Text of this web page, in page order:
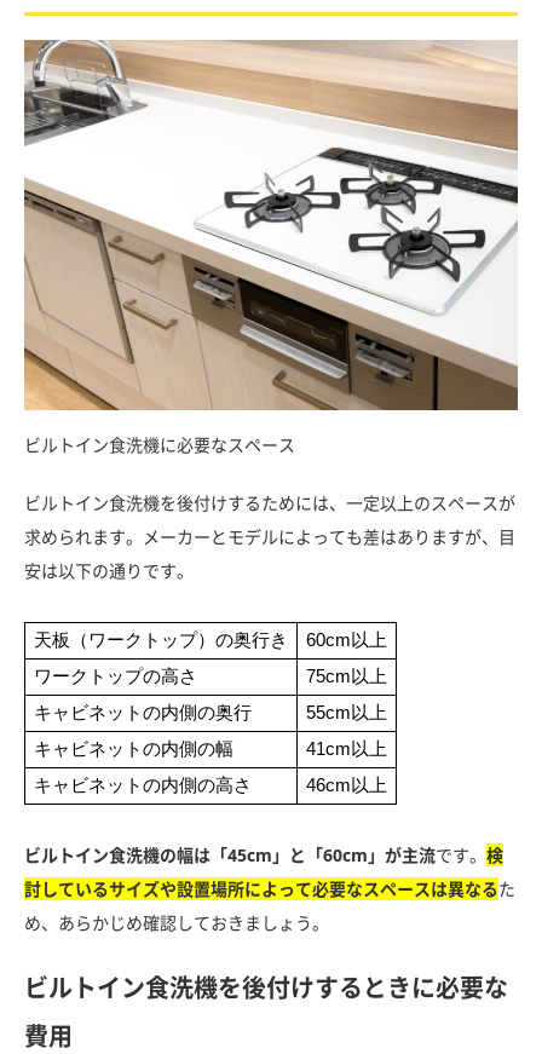
ビルトイン食洗機に必要なスペース
ビルトイン食洗機を後付けするためには、一定以上のスペースが
求められます。メーカーとモデルによっても差はありますが、目
安は以下の通りです。
天板（ワークトップ）の奥行き
60cm以上
ワークトップの高さ
75cm以上
キャビネットの内側の奥行
55cm以上
キャビネットの内側の幅
41cm以上
キャビネットの内側の高さ
46cm以上
ビルトイン食洗機の幅は「45cm」と「60cm」が主流です。 検
討しているサイズや設置場所によって必要なスペースは異なるた
め、あらかじめ確認しておきましょう。
ビルトイン食洗機を後付けするときに必要な
費用